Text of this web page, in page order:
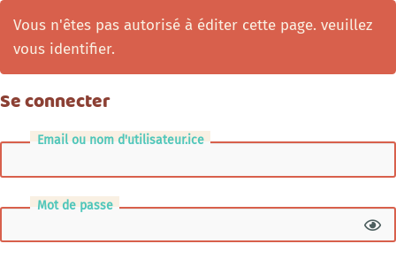
Vous n'êtes pas autorisé à éditer cette page. veuillez
vous identifier.
Se connecter
Email ou nom d'utilisateur.ice
Mot de passe